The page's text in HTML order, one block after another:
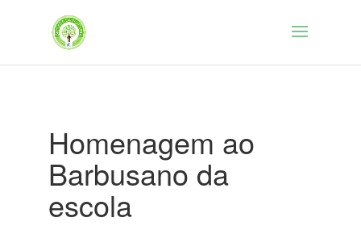
Homenagem ao
Barbusano da
escola